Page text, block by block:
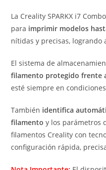
La Creality SPARKX i7
para imprimir modelos
nítidas y precisas, logrando
El sistema de
filamento protegido frente
esté siempre en
También identifica
filamento y los parámetros
filamentos Creality con
configuración rápida,